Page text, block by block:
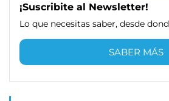
¡Suscribite al Newsletter!
Lo que necesitas saber, desde
SABER MÁS